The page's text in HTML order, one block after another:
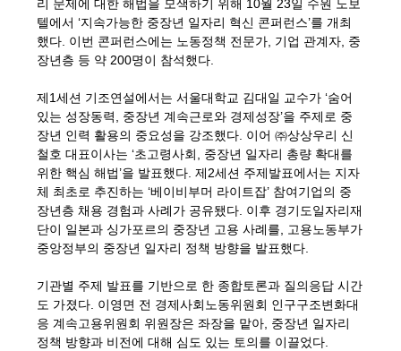
리 문제에 대한 해법을 모색하기 위해 10월 23일 수원 노보
텔에서 ‘지속가능한 중장년 일자리 혁신 콘퍼런스’를 개최
했다. 이번 콘퍼런스에는 노동정책 전문가, 기업 관계자, 중
장년층 등 약 200명이 참석했다.
제1세션 기조연설에서는 서울대학교 김대일 교수가 ‘숨어
있는 성장동력, 중장년 계속근로와 경제성장’을 주제로 중
장년 인력 활용의 중요성을 강조했다. 이어 ㈜상상우리 신
철호 대표이사는 ‘초고령사회, 중장년 일자리 총량 확대를
위한 핵심 해법’을 발표했다. 제2세션 주제발표에서는 지자
체 최초로 추진하는 ‘베이비부머 라이트잡’ 참여기업의 중
장년층 채용 경험과 사례가 공유됐다. 이후 경기도일자리재
단이 일본과 싱가포르의 중장년 고용 사례를, 고용노동부가
중앙정부의 중장년 일자리 정책 방향을 발표했다.
기관별 주제 발표를 기반으로 한 종합토론과 질의응답 시간
도 가졌다. 이영면 전 경제사회노동위원회 인구구조변화대
응 계속고용위원회 위원장은 좌장을 맡아, 중장년 일자리
정책 방향과 비전에 대해 심도 있는 토의를 이끌었다.